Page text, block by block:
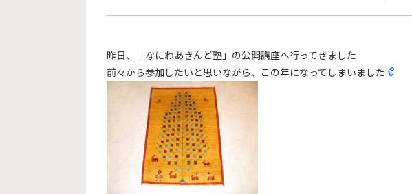
昨日、「なにわあきんど塾」の公開講座へ行ってきました
前々から参加したいと思いながら、この年になってしまいました